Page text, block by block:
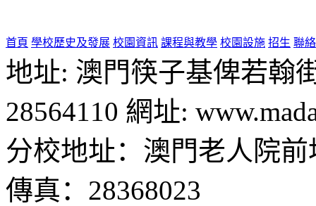
首頁 學校歷史及發展 校園資訊 課程與教學 校園設施 招生 聯
地址: 澳門筷子基俾若翰
28564110 網址:
分校地址：澳門老人院
傳真：28368023